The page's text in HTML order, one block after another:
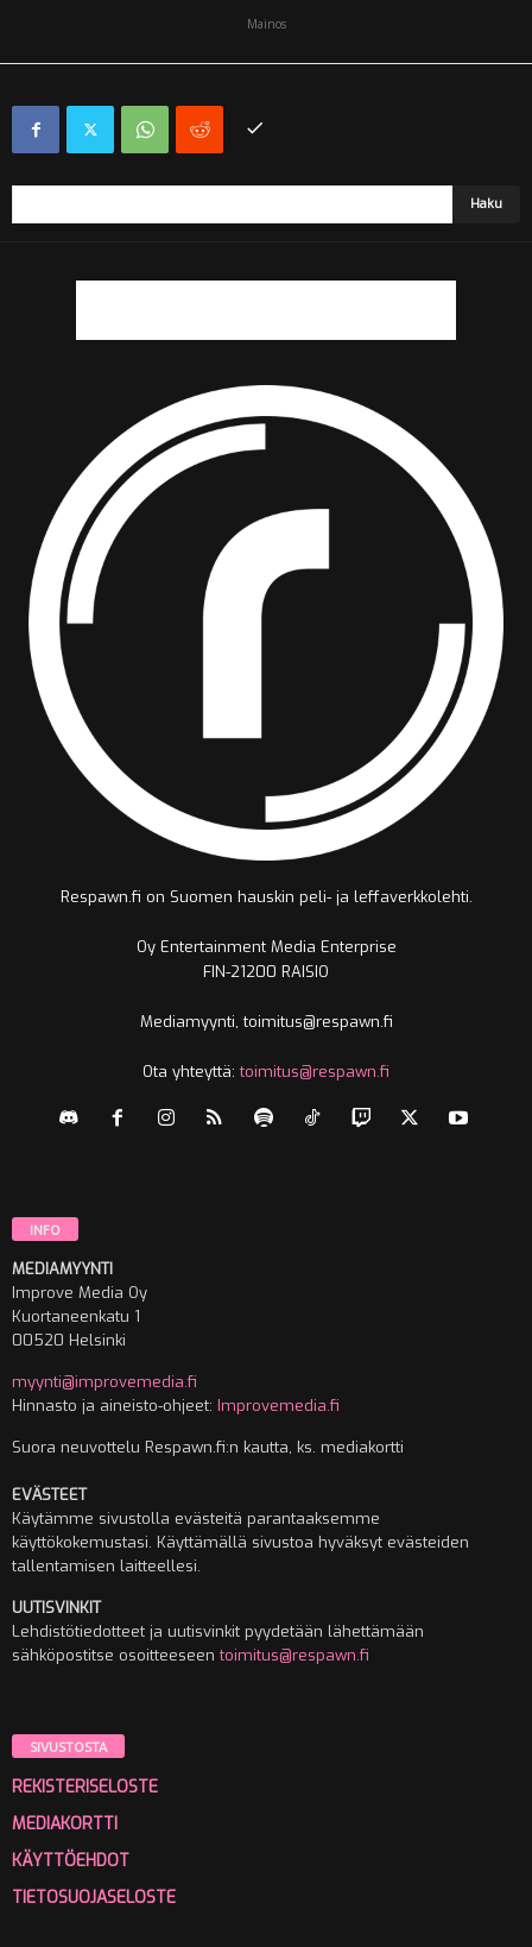
Mainos
Respawn.fi on Suomen hauskin peli- ja leffaverkkolehti.
Oy Entertainment Media Enterprise
FIN-21200 RAISIO
Mediamyynti, toimitus@respawn.fi
Ota yhteyttä:toimitus@respawn.fi
INFO
MEDIAMYYNTI
Improve Media Oy
Kuortaneenkatu 1
00520 Helsinki
myynti@improvemedia.fi
Hinnasto ja aineisto-ohjeet: Improvemedia.fi
Suora neuvottelu Respawn.fi:n kautta, ks. mediakortti
EVÄSTEET
Käytämme sivustolla evästeitä parantaaksemme
käyttökokemustasi. Käyttämällä sivustoa hyväksyt evästeiden
tallentamisen laitteellesi.
UUTISVINKIT
Lehdistötiedotteet ja uutisvinkit pyydetään lähettämään
sähköpostitse osoitteeseentoimitus@respawn.fi
SIVUSTOSTA
REKISTERISELOSTE
MEDIAKORTTI
KÄYTTÖEHDOT
TIETOSUOJASELOSTE